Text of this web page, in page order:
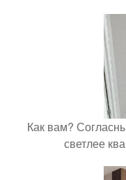
Как вам?
светлее